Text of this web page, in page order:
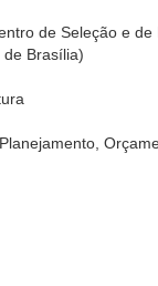
de Seleção e de
de Brasília)